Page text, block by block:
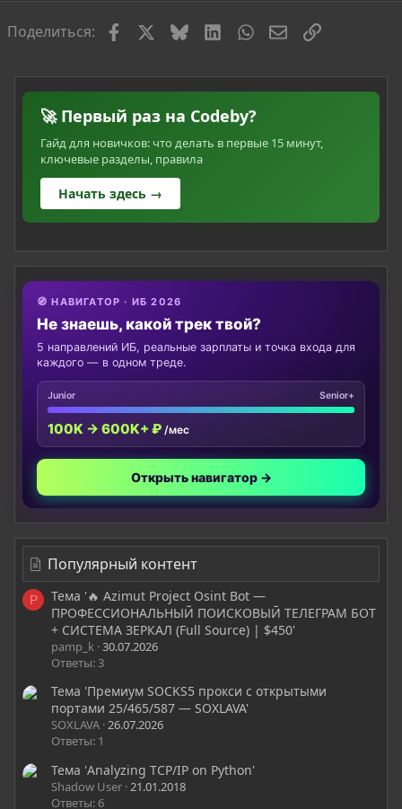
Поделиться: FacebookBlueskyLinkedInWhatsAppЭлектронная
Ссылка
🚀 Первый раз на Codeby?
Гайд для новичков: что делать в первые 15 минут,
ключевые разделы, правила
Начать здесь →
🧭 НАВИГАТОР · ИБ 2026
Не знаешь, какой трек твой?
5 направлений ИБ, реальные зарплаты и точка входа для
каждого — в одном треде.
Junior Senior+
100K → 600K+ ₽ /мес
Открыть навигатор →
Популярный контент
P
Тема '🔥 Azimut Project Osint Bot —
ПРОФЕССИОНАЛЬНЫЙ ПОИСКОВЫЙ ТЕЛЕГРАМ БОТ
+ СИСТЕМА ЗЕРКАЛ (Full Source) | $450'
pamp_k 30.07.2026
Ответы: 3
Тема 'Премиум SOCKS5 прокси с открытыми
портами 25/465/587 — SOXLAVA'
SOXLAVA 26.07.2026
Ответы: 1
Тема 'Analyzing TCP/IP on Python'
Shadow User 21.01.2018
Ответы: 6